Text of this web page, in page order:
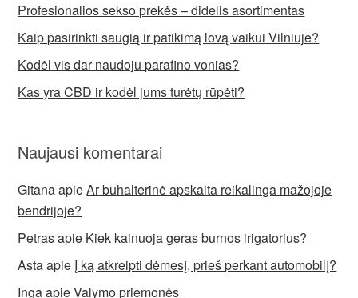
Profesionalios sekso prekės – didelis asortimentas
Kaip pasirinkti saugią ir patikimą lovą vaikui Vilniuje?
Kodėl vis dar naudoju parafino vonias?
Kas yra CBD ir kodėl jums turėtų rūpėti?
Naujausi komentarai
GitanaapieAr buhalterinė apskaita reikalinga mažojoje
bendrijoje?
Petrasapie Kiek kainuoja geras burnos irigatorius?
Astaapie Į ką atkreipti dėmesį, prieš perkant automobilį?
IngaapieValymo priemonės